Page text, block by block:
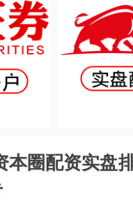
本圈配资实盘